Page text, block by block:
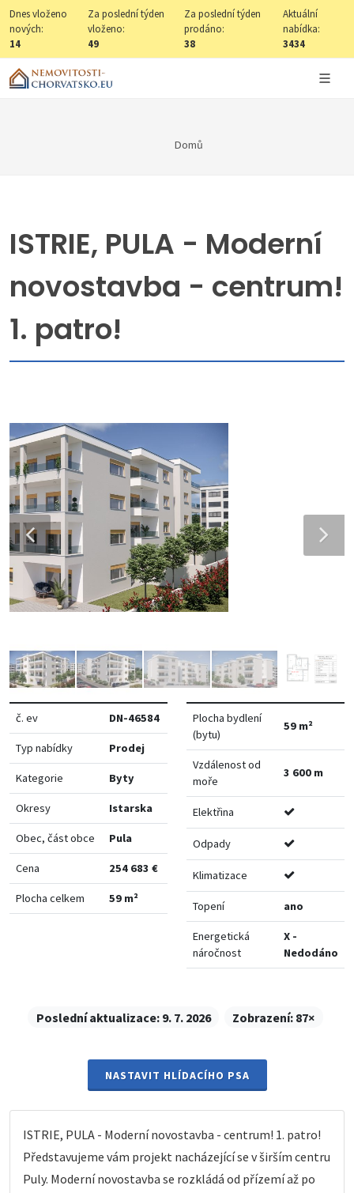
Dnes vloženo
nových:
14
Za poslední týden
vloženo:
49
Za poslední týden
prodáno:
38
Aktuální
nabídka:
3434
Domů
ISTRIE, PULA - Moderní
novostavba - centrum!
1. patro!
č. ev DN-46584
Typ nabídky Prodej
Kategorie Byty
Okresy Istarska
Obec, část obce Pula
Cena 254 683 €
Plocha celkem 59 m²
Plocha bydlení
(bytu)
59 m²
Vzdálenost od
moře
3 600 m
Elektřina
Odpady
Klimatizace
Topení ano
Energetická
náročnost
X -
Nedodáno
Poslední aktualizace: 9. 7. 2026 Zobrazení: 87×
NASTAVIT HLÍDACÍHO PSA
ISTRIE, PULA - Moderní novostavba - centrum! 1. patro!
Představujeme vám projekt nacházející se v širším centru
Puly. Moderní novostavba se rozkládá od přízemí až po